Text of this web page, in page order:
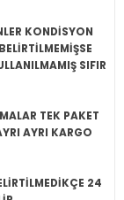
KONDİSYON
SIFIR
TEK PAKET
AYRI KARGO
24